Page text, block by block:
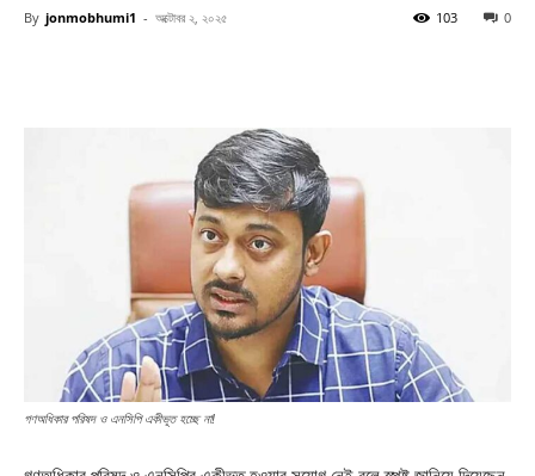
By jonmobhumi1 - অক্টোবর ২, ২০২৫ 0
103
গণঅধিকার পরিষদ ও এনসিপি একীভূত হচ্ছে না!